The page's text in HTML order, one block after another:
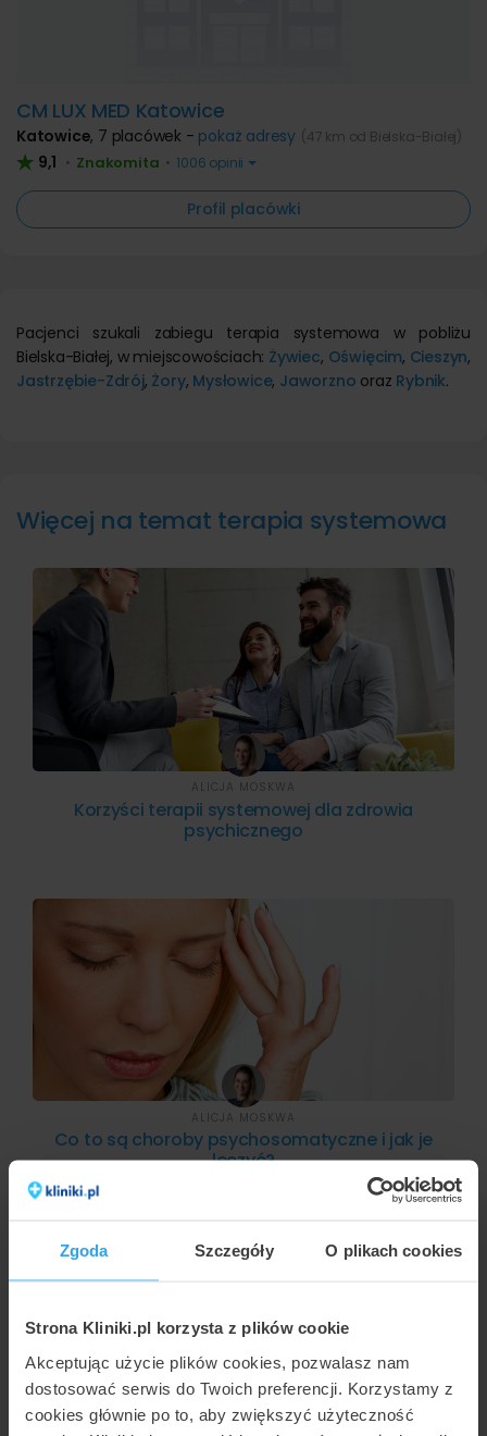
Zgoda Szczegóły O plikach cookies
Strona Kliniki.pl korzysta z plików cookie
Akceptując użycie plików cookies, pozwalasz nam
dostosować serwis do Twoich preferencji. Korzystamy z
cookies głównie po to, aby zwiększyć użyteczność
CM LUX MED Katowice
Katowice, 7 placówek - pokaż adresy (47 km od Bielska-Białej)
9,1 • Znakomita • 1006 opinii
Profil placówki
Pacjenci szukali zabiegu terapia systemowa w pobliżu
Bielska-Białej, w miejscowościach: Żywiec, Oświęcim, Cieszyn,
Jastrzębie-Zdrój, Żory, Mysłowice, Jaworzno oraz Rybnik.
Więcej na temat terapia systemowa
Korzyści terapii systemowej dla zdrowia
psychicznego
ALICJA MOSKWA
Co to są choroby psychosomatyczne i jak je
leczyć?
ALICJA MOSKWA